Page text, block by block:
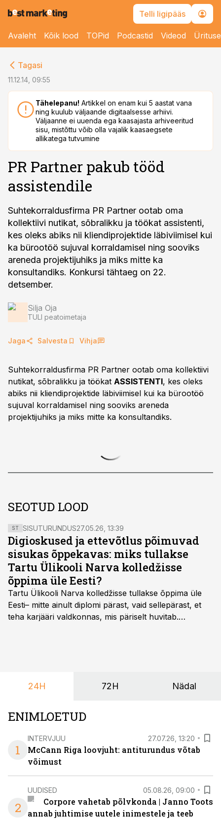
Telli ligipääs
Avaleht Kõik lood TOPid Podcastid Videod
Tagasi
11.12.14, 09:55
Tähelepanu! Artikkel on enam kui 5 aastat vana
ning kuulub väljaande digitaalsesse arhiivi.
Väljaanne ei uuenda ega kaasajasta arhiveeritud
sisu, mistõttu võib olla vajalik kaasaegsete
allikatega tutvumine
PR Partner pakub tööd
assistendile
Suhtekorraldusfirma PR Partner ootab oma
kollektiivi nutikat, sõbralikku ja töökat assistenti,
kes oleks abiks nii kliendiprojektide läbiviimisel kui
ka bürootöö sujuval korraldamisel ning sooviks
areneda projektijuhiks ja miks mitte ka
konsultandiks. Konkursi tähtaeg on 22.
detsember.
Silja Oja
TULI peatoimetaja
Jaga Salvesta Vihja
Suhtekorraldusfirma PR Partner ootab oma kollektiivi
nutikat, sõbralikku ja töökat ASSISTENTI, kes oleks
abiks nii kliendiprojektide läbiviimisel kui ka bürootöö
sujuval korraldamisel ning sooviks areneda
projektijuhiks ja miks mitte ka konsultandiks.
SEOTUD LOOD
ST SISUTURUNDUS27.05.26, 13:39
Digioskused ja ettevõtlus põimuvad
sisukas õppekavas: miks tullakse
Tartu Ülikooli Narva kolledžisse
õppima üle Eesti?
Tartu Ülikooli Narva kolledžisse tullakse õppima üle
Eesti– mitte ainult diplomi pärast, vaid sellepärast, et
teha karjääri valdkonnas, mis päriselt huvitab.
24H 72H Nädal
ENIMLOETUD
1
INTERVJUU 27.07.26, 13:20
McCann Riga loovjuht: antiturundus võtab
võimust
2
UUDISED 05.08.26, 09:00
Corpore vahetab põlvkonda | Janno Toots
annab juhtimise uutele inimestele ja teeb